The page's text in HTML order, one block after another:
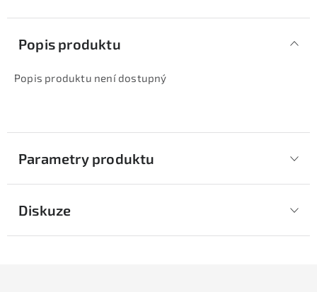
Popis produktu
Popis produktu není dostupný
Parametry produktu
Diskuze